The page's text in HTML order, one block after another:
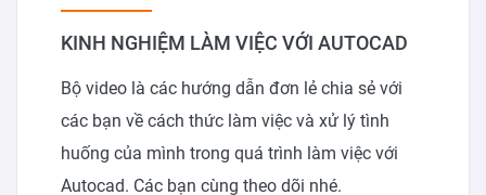
KINH NGHIỆM LÀM VIỆC VỚI AUTOCAD
Bộ video là các hướng dẫn đơn lẻ chia sẻ với
các bạn về cách thức làm việc và xử lý tình
huống của mình trong quá trình làm việc với
Autocad. Các bạn cùng theo dõi nhé.